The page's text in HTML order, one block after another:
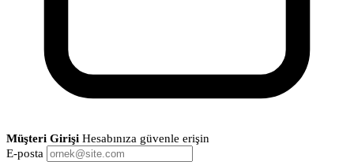
Müşteri Girişi Hesabınıza güvenle erişin
E-posta